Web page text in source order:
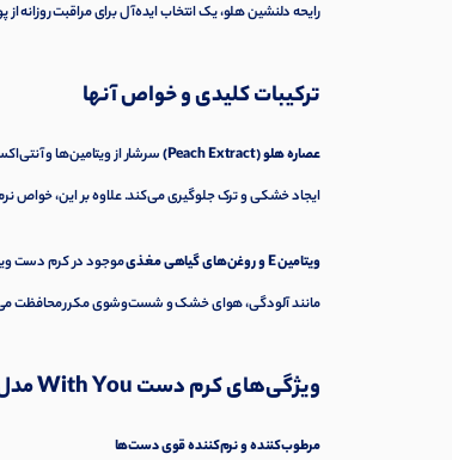
رایحه دلنشین هلو، یک انتخاب ایده‌آل برای مراقبت
ترکیبات کلیدی و خواص آنها
عصاره هلو (Peach Extract)
سرشار از ویتامین‌ها و
ایجاد خشکی و ترک جلوگیری می‌کند. علاوه بر این، خواص
ویتامین E و روغن‌های گیاهی مغذی
موجود در کرم دست
مانند آلودگی، هوای خشک و شست‌وشوی مکرر محافظت
ویژگی‌های کرم دست With You مدل هلو
مرطوب‌کننده و نرم‌کننده قوی دست‌ها